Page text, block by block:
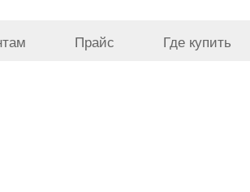
Прайс Где купить